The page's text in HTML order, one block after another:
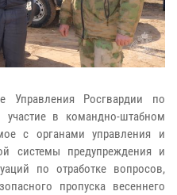
Управления Росгвардии по
в командно-штабном
с органами управления и
системы предупреждения и
по отработке вопросов,
пропуска весеннего